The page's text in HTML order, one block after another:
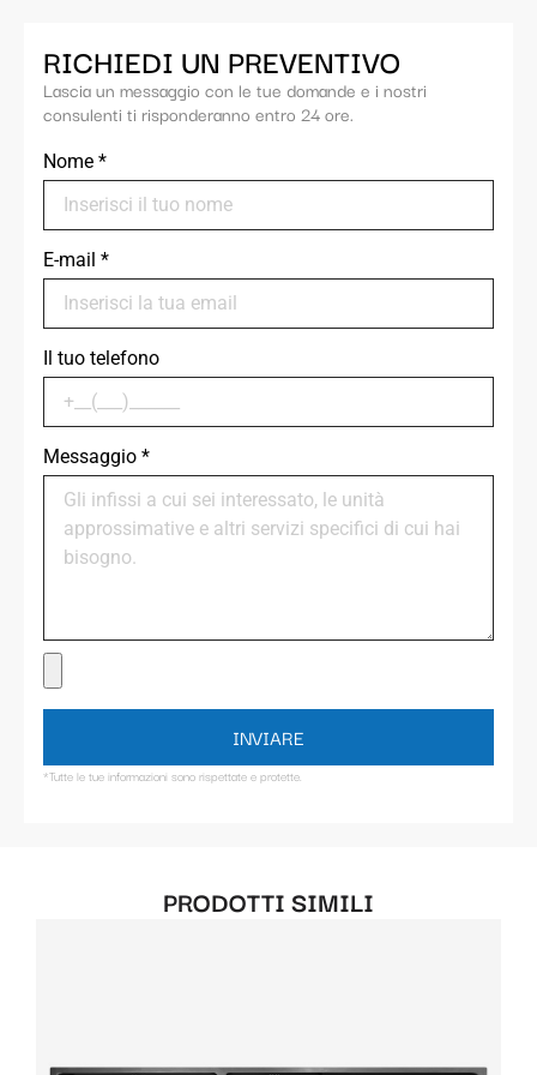
RICHIEDI UN PREVENTIVO
Lascia un messaggio con le tue domande e i nostri
consulenti ti risponderanno entro 24 ore.
Nome *
E-mail *
Il tuo telefono
Messaggio *
INVIARE
*Tutte le tue informazioni sono rispettate e protette.
PRODOTTI SIMILI